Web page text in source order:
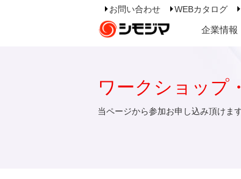
お問い合わせ WEBカタログ
企業情報
ワークショップ
当ページから参加お申し込み頂けます